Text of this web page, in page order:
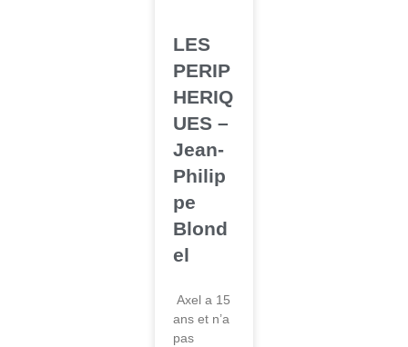
LES
PERIP
HERIQ
UES –
Jean-
Philip
pe
Blond
el
Axel a 15
ans et n’a
pas